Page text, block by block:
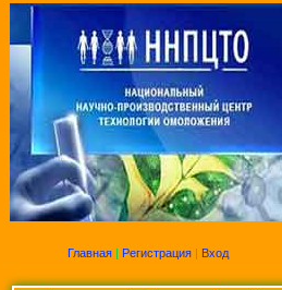
Главная | Регистрация | Вход